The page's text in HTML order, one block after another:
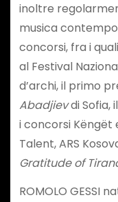
inoltre
musica
concorsi, fra i
al Festival
d’archi, il primo
Abadjievdi Sofia,
i concorsi Këngët
Talent, ARS
Gratitude of
ROMOLO GESSI